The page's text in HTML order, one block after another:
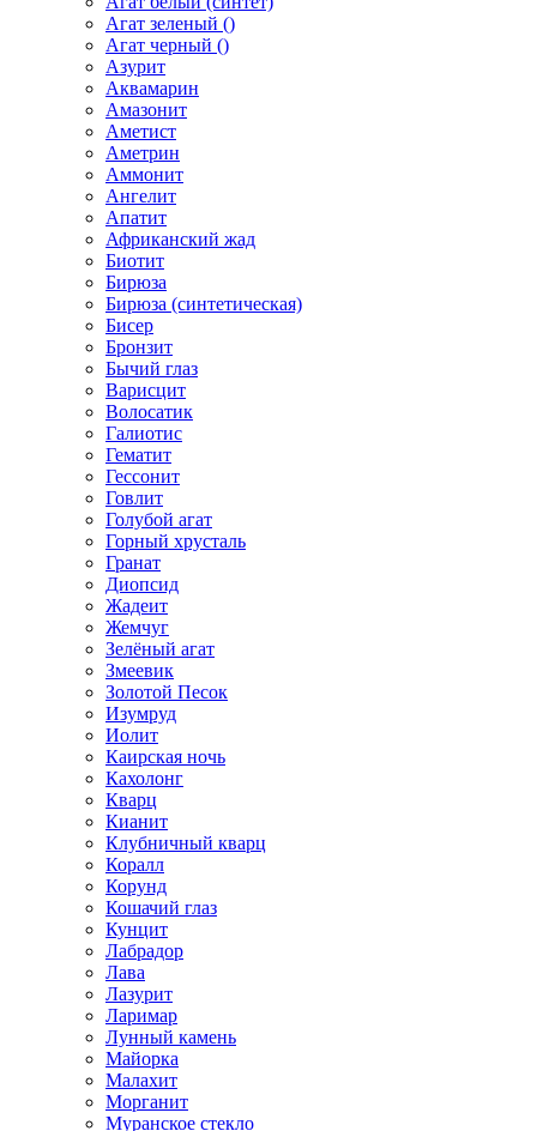
Агат зеленый ()
Агат черный ()
Азурит
Аквамарин
Амазонит
Аметист
Аметрин
Аммонит
Ангелит
Апатит
Африканский жад
Биотит
Бирюза
Бирюза (синтетическая)
Бисер
Бронзит
Бычий глаз
Варисцит
Волосатик
Галиотис
Гематит
Гессонит
Говлит
Голубой агат
Горный хрусталь
Гранат
Диопсид
Жадеит
Жемчуг
Зелёный агат
Змеевик
Золотой Песок
Изумруд
Иолит
Каирская ночь
Кахолонг
Кварц
Кианит
Клубничный кварц
Коралл
Корунд
Кошачий глаз
Кунцит
Лабрадор
Лава
Лазурит
Ларимар
Лунный камень
Майорка
Малахит
Морганит
Муранское стекло